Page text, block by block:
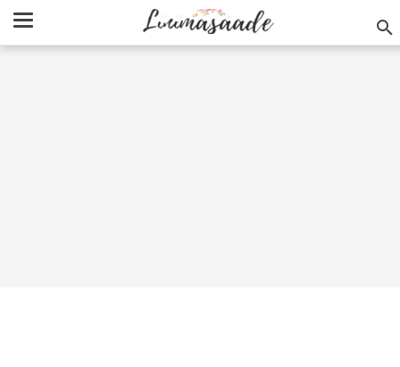
-->